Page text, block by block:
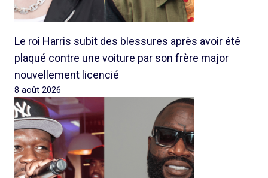
Le roi Harris subit des blessures après avoir été
plaqué contre une voiture par son frère major
nouvellement licencié
8 août 2026